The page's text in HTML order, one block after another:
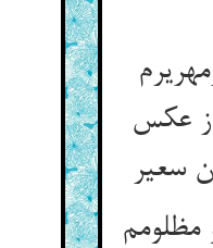
ز عکس
سعیر